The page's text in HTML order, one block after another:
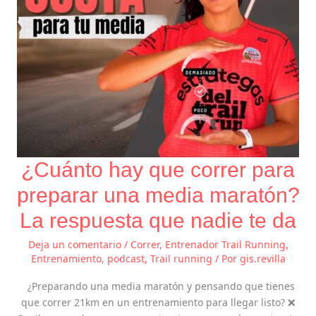
¿Cuánto hay que correr para
preparar una media maratón?
La respuesta que nadie te da
Deja un comentario / Correr, Entrenador Trail Running,
Entrenamiento, podcast, Trail running / Por gis.revilla
¿Preparando una media maratón y pensando que tienes
que correr 21km en un entrenamiento para llegar listo? ❌
maratón?
La
respuesta
que
nadie
te
da